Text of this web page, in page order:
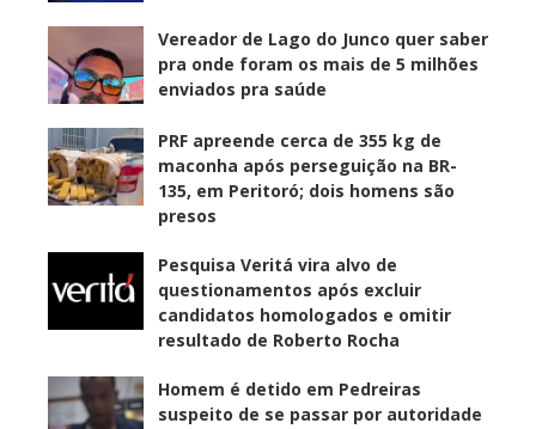
Vereador de Lago do Junco quer saber
pra onde foram os mais de 5 milhões
enviados pra saúde
PRF apreende cerca de 355 kg de
maconha após perseguição na BR-
135, em Peritoró; dois homens são
presos
Pesquisa Veritá vira alvo de
questionamentos após excluir
candidatos homologados e omitir
resultado de Roberto Rocha
Homem é detido em Pedreiras
suspeito de se passar por autoridade